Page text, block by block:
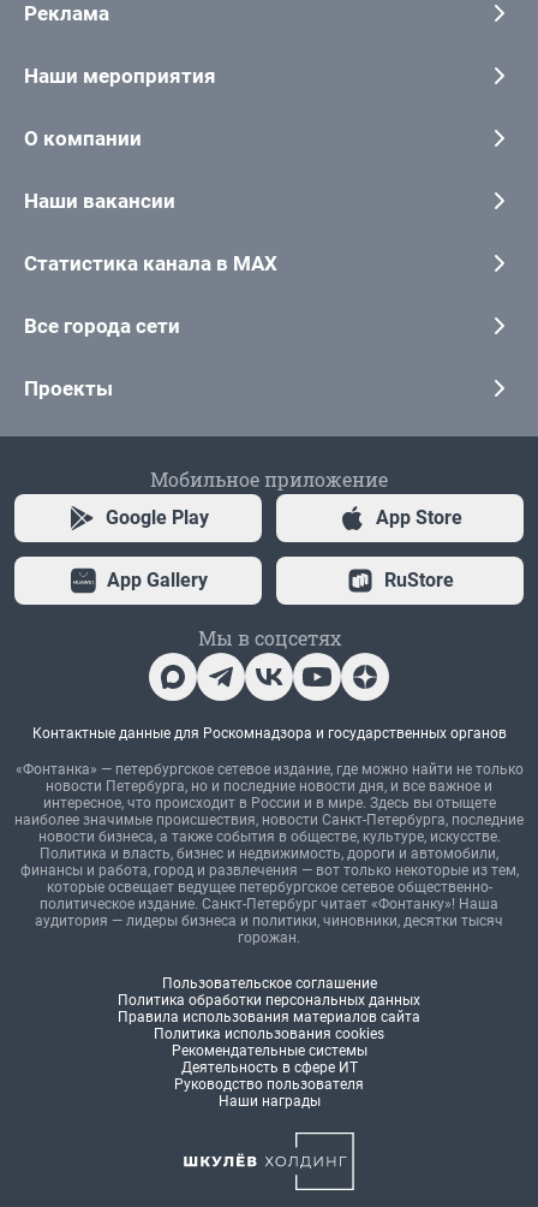
Реклама
Наши мероприятия
О компании
Наши вакансии
Статистика канала в MAX
Все города сети
Проекты
Мобильное приложение
Google Play App Store
App Gallery RuStore
Мы в соцсетях
Контактные данные для Роскомнадзора и государственных органов
«Фонтанка» — петербургское сетевое издание, где можно найти не только
новости Петербурга, но и последние новости дня, и все важное и
интересное, что происходит в России и в мире. Здесь вы отыщете
наиболее значимые происшествия, новости Санкт-Петербурга, последние
новости бизнеса, а также события в обществе, культуре, искусстве.
Политика и власть, бизнес и недвижимость, дороги и автомобили,
финансы и работа, город и развлечения — вот только некоторые из тем,
которые освещает ведущее петербургское сетевое общественно-
политическое издание. Санкт-Петербург читает «Фонтанку»! Наша
аудитория — лидеры бизнеса и политики, чиновники, десятки тысяч
горожан.
Пользовательское соглашение
Политика обработки персональных данных
Правила использования материалов сайта
Политика использования cookies
Рекомендательные системы
Деятельность в сфере ИТ
Руководство пользователя
Наши награды